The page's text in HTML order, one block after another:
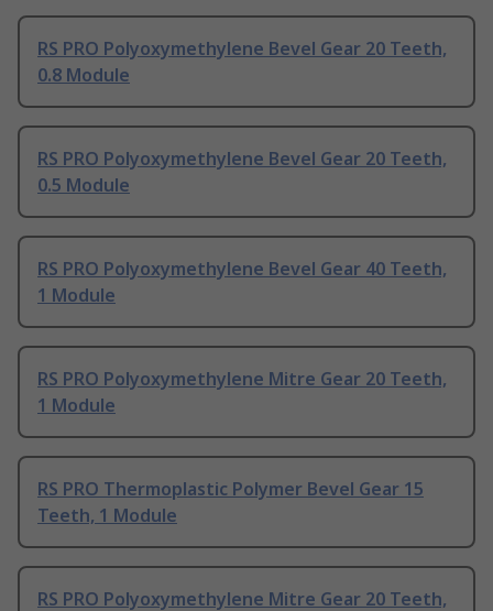
RS PRO Polyoxymethylene Bevel Gear 20 Teeth,
0.8 Module
RS PRO Polyoxymethylene Bevel Gear 20 Teeth,
0.5 Module
RS PRO Polyoxymethylene Bevel Gear 40 Teeth,
1 Module
RS PRO Polyoxymethylene Mitre Gear 20 Teeth,
1 Module
RS PRO Thermoplastic Polymer Bevel Gear 15
Teeth, 1 Module
RS PRO Polyoxymethylene Mitre Gear 20 Teeth,